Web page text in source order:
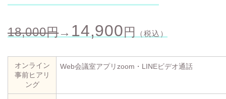
18,000円→ 14,900 円 （税込）
オンライン
事前ヒアリ
ング
Web会議室アプリzoom・LINEビデオ通話